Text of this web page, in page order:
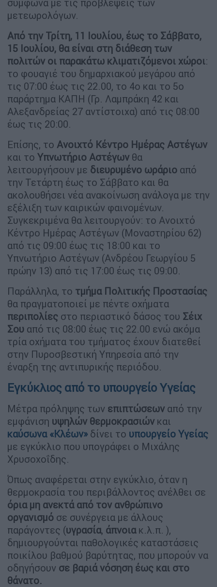
σύμφωνα με τις προβλέψεις των
μετεωρολόγων.
Από την Τρίτη, 11 Ιουλίου, έως το Σάββατο,
15 Ιουλίου, θα είναι στη διάθεση των
πολιτών οι παρακάτω κλιματιζόμενοι χώροι:
το φουαγιέ του δημαρχιακού μεγάρου από
τις 07:00 έως τις 22.00, το 4ο και το 5ο
παράρτημα ΚΑΠΗ (Γρ. Λαμπράκη 42 και
Αλεξανδρείας 27 αντίστοιχα) από τις 08:00
έως τις 20:00.
Επίσης, το Ανοιχτό Κέντρο Ημέρας Αστέγων
και το Υπνωτήριο Αστέγων θα
λειτουργήσουν με διευρυμένο ωράριο από
την Τετάρτη έως το Σάββατο και θα
ακολουθήσει νέα ανακοίνωση ανάλογα με την
εξέλιξη των καιρικών φαινομένων.
Συγκεκριμένα θα λειτουργούν: το Ανοιχτό
Κέντρο Ημέρας Αστέγων (Μοναστηρίου 62)
από τις 09:00 έως τις 18:00 και το
Υπνωτήριο Αστέγων (Ανδρέου Γεωργίου 5
πρώην 13) από τις 17:00 έως τις 09:00.
Παράλληλα, το τμήμα Πολιτικής Προστασίας
θα πραγματοποιεί με πέντε οχήματα
περιπολίες στο περιαστικό δάσος του Σέιχ
Σου από τις 08:00 έως τις 22.00 ενώ ακόμα
τρία οχήματα του τμήματος έχουν διατεθεί
στην Πυροσβεστική Υπηρεσία από την
έναρξη της αντιπυρικής περιόδου.
Εγκύκλιος από το υπουργείο Υγείας
Μέτρα πρόληψης των επιπτώσεων από την
εμφάνιση υψηλών θερμοκρασιών και
καύσωνα «Κλέων» δίνει το υπουργείο Υγείας
με εγκύκλιο που υπογράφει ο Μιχάλης
Χρυσοχοΐδης.
Όπως αναφέρεται στην εγκύκλιο, όταν η
θερμοκρασία του περιβάλλοντος ανέλθει σε
όρια μη ανεκτά από τον ανθρώπινο
οργανισμό σε συνέργεια με άλλους
παράγοντες (υγρασία, άπνοιακ.λ.π. ),
δημιουργούνται παθολογικές καταστάσεις
ποικίλου βαθμού βαρύτητας, που μπορούν να
οδηγήσουν σε βαριά νόσηση έως και στο
θάνατο.